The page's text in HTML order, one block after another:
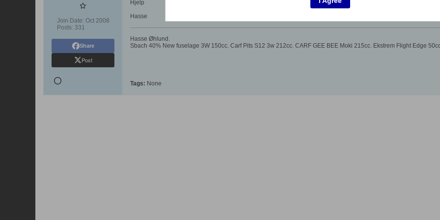
Join Date: Oct 2008
Posts: 331
Share
Post
Hjelp
Hasse
Hasse Øhlund.
Sbach 40% New fuselage 3W 150cc. Carf Pits S12 3w 212cc. CARF GEE BEE Moki 215cc. Ekstrem Flight Edge
Tags: None